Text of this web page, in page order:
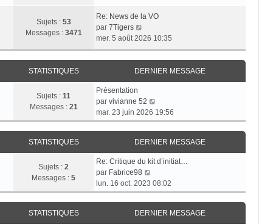
e
m
e
s
s
a
e
e
n
i
e
r
m
s
s
a
e
r
e
d
e
r
n
e
r
m
s
s
a
g
e
Sujets : 53
Messages : 3471
Re: News de la VO
par 7Tigers
o
i
r
l
e
e
r
n
e
r
m
e
s
s
a
mer. 5 août 2026 10:35
STATISTIQUES DERNIER MESSAGE
Sujets : 11
Messages : 21
Présentation
par vivianne 52
o
i
r
l
e
d
r
i
mar. 23 juin 2026 19:56
STATISTIQUES DERNIER MESSAGE
Sujets : 2
Messages : 5
Re: Critique du kit d’initiat…
par Fabrice98
o
i
r
l
lun. 16 oct. 2023 08:02
STATISTIQUES DERNIER MESSAGE